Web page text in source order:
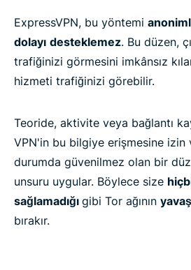
ExpressVPN, bu yöntemi
dolayı desteklemez. Bu düzen,
trafiğinizi görmesini imkânsız
hizmeti trafiğinizi görebilir.
Teoride, aktivite veya bağlantı
VPN'in bu bilgiye erişmesine izin
durumda güvenilmez olan bir
unsuru uygular. Böylece size
sağlamadığı gibi Tor ağının
bırakır.